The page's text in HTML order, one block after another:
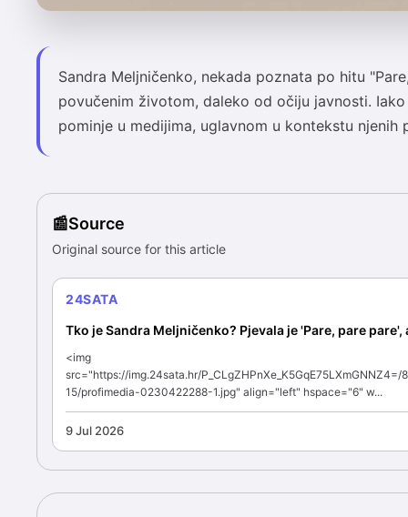
Sandra Meljničenko, nekada poznata po hitu
povučenim životom, daleko od očiju javnosti.
pominje u medijima, uglavnom u kontekstu njenih
Source
Original source for this article
24SATA
Tko je Sandra Meljničenko? Pjevala je 'Pare, pare
<img
src="https://img.24sata.hr/
15/profimedia-0230422288-1.jpg" align="left" hspace="6" w...
9 Jul 2026